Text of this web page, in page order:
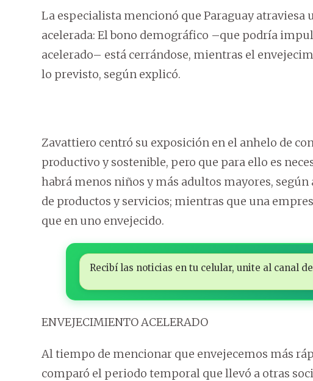
La especialista mencionó que Paraguay
acelerada: El bono demográfico –que podría
acelerado– está cerrándose, mientras el
lo previsto, según explicó.
Zavattiero centró su exposición en el anhelo de
productivo y sostenible, pero que para ello es
habrá menos niños y más adultos mayores,
de productos y servicios; mientras que una
que en uno envejecido.
Recibí las noticias en tu celular, unite al canal
ENVEJECIMIENTO ACELERADO
Al tiempo de mencionar que envejecemos más
comparó el periodo temporal que llevó a otras